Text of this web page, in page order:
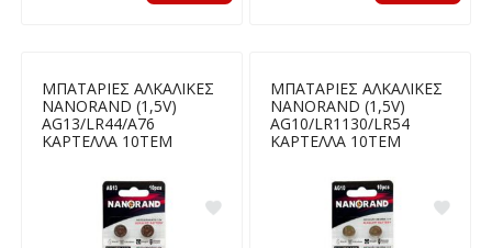
ΜΠΑΤΑΡΙΕΣ ΑΛΚΑΛΙΚΕΣ
NANORAND (1,5V)
AG13/LR44/A76
ΚΑΡΤΕΛΛΑ 10ΤΕΜ
ΜΠΑΤΑΡΙΕΣ ΑΛΚΑΛΙΚΕΣ
NANORAND (1,5V)
AG10/LR1130/LR54
ΚΑΡΤΕΛΛΑ 10ΤΕΜ